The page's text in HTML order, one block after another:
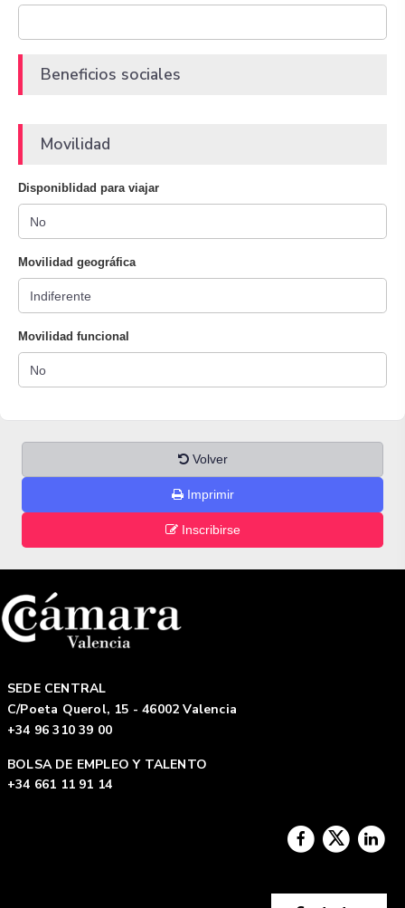
Beneficios sociales
Movilidad
Disponiblidad para viajar
Movilidad geográfica
Movilidad funcional
Volver
Imprimir
Inscribirse
SEDE CENTRAL
C/Poeta Querol, 15 - 46002 Valencia
+34 96 310 39 00
BOLSA DE EMPLEO Y TALENTO
+34 661 11 91 14